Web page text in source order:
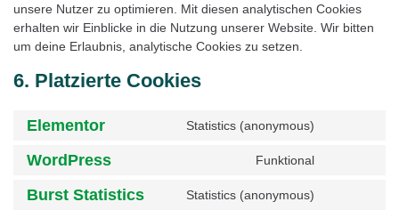
unsere Nutzer zu optimieren. Mit diesen analytischen Cookies
erhalten wir Einblicke in die Nutzung unserer Website. Wir bitten
um deine Erlaubnis, analytische Cookies zu setzen.
6. Platzierte Cookies
Elementor Statistics (anonymous)
WordPress Funktional
Burst Statistics Statistics (anonymous)